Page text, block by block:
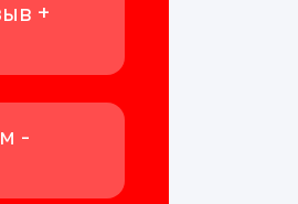
+
-